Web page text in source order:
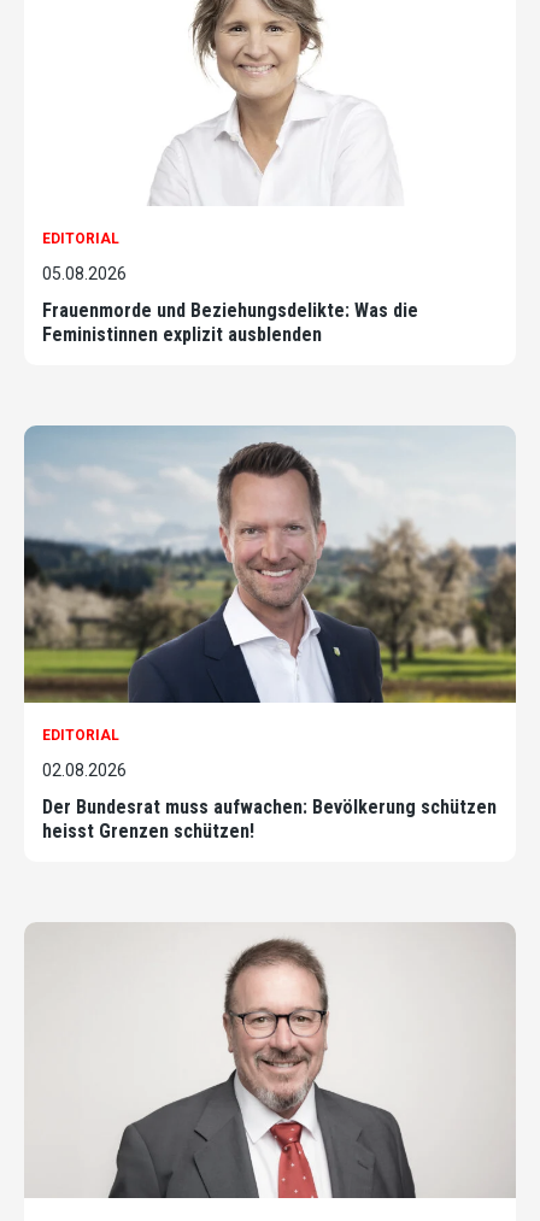
EDITORIAL
05.08.2026
Frauenmorde und Beziehungsdelikte: Was die
Feministinnen explizit ausblenden
EDITORIAL
02.08.2026
Der Bundesrat muss aufwachen: Bevölkerung schützen
heisst Grenzen schützen!